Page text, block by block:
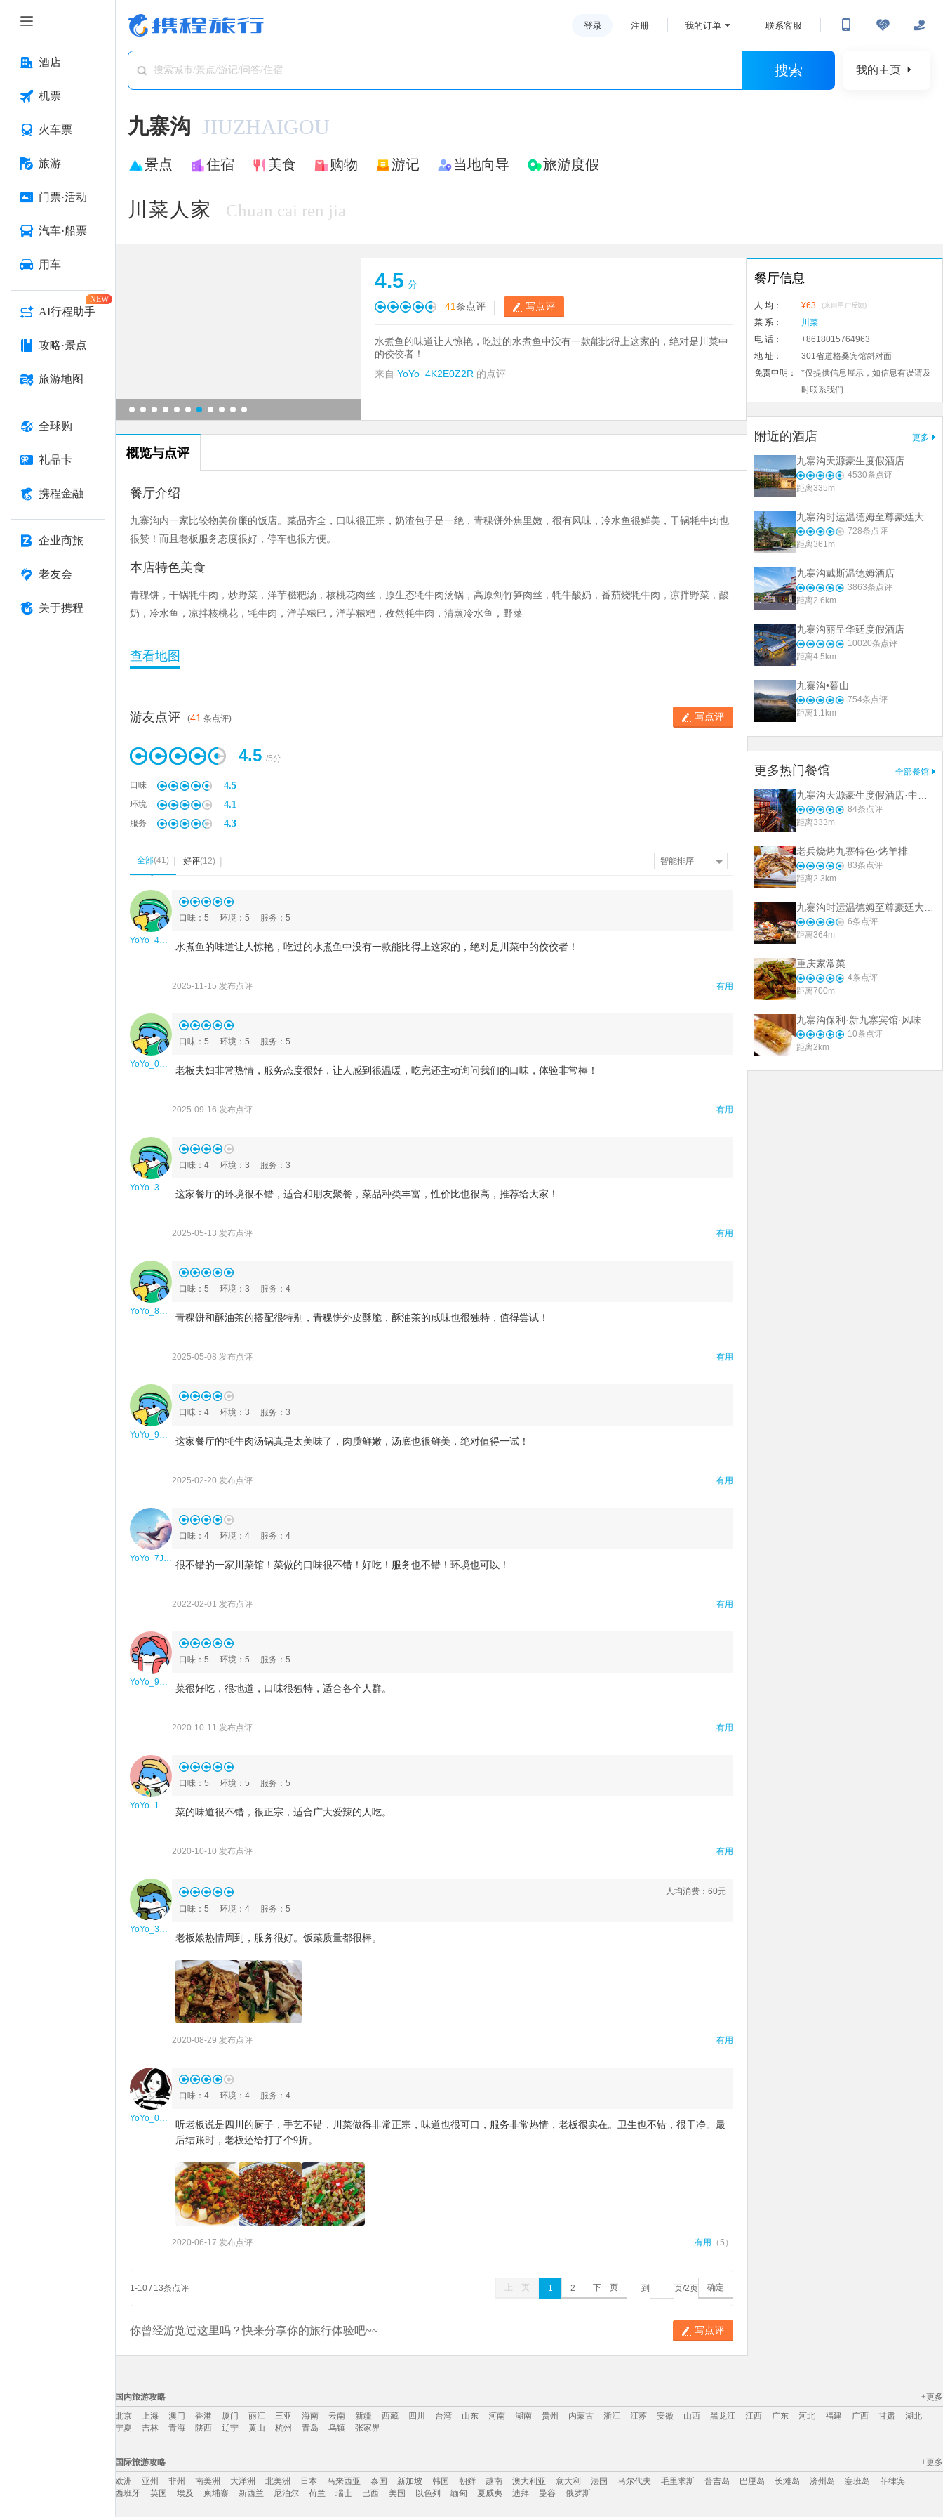
酒店
机票
火车票
旅游
门票·活动
汽车·船票
用车
AI行程助手
NEW
攻略·景点
旅游地图
全球购
礼品卡
携程金融
企业商旅
老友会
关于携程
登录 注册 我的订单 联系客服
搜索城市/景点/游记/问答/住宿 搜索 我的主页
九寨沟 JIUZHAIGOU
景点 住宿 美食 购物 游记 当地向导 旅游度假
川菜人家 Chuan cai ren jia
4.5 分
41条点评 | 写点评
水煮鱼的味道让人惊艳，吃过的水煮鱼中没有一款能比得上这家的，绝对是川菜中
的佼佼者！
来自 YoYo_4K2E0Z2R 的点评
概览与点评
餐厅介绍
九寨沟内一家比较物美价廉的饭店。菜品齐全，口味很正宗，奶渣包子是一绝，青稞饼外焦里嫩，很有风味，冷水鱼很鲜美，干锅牦牛肉也
很赞！而且老板服务态度很好，停车也很方便。
本店特色美食
青稞饼，干锅牦牛肉，炒野菜，洋芋糍粑汤，核桃花肉丝，原生态牦牛肉汤锅，高原剑竹笋肉丝，牦牛酸奶，番茄烧牦牛肉，凉拌野菜，酸
奶，冷水鱼，凉拌核桃花，牦牛肉，洋芋糍巴，洋芋糍粑，孜然牦牛肉，清蒸冷水鱼，野菜
查看地图
游友点评 (41 条点评) 写点评
4.5 /5分
口味 4.5
环境 4.1
服务 4.3
全部(41)
◆
好评(12) 智能排序
YoYo_4K2E0Z2R
口味 ： 5 环境 ： 5 服务 ： 5
水煮鱼的味道让人惊艳，吃过的水煮鱼中没有一款能比得上这家的，绝对是川菜中的佼佼者！
2025-11-15 发布点评 有用
YoYo_0U9G7P4N
口味 ： 5 环境 ： 5 服务 ： 5
老板夫妇非常热情，服务态度很好，让人感到很温暖，吃完还主动询问我们的口味，体验非常棒！
2025-09-16 发布点评 有用
YoYo_3K8U6Z8V
口味 ： 4 环境 ： 3 服务 ： 3
这家餐厅的环境很不错，适合和朋友聚餐，菜品种类丰富，性价比也很高，推荐给大家！
2025-05-13 发布点评 有用
YoYo_8Q2N1A3B
口味 ： 5 环境 ： 3 服务 ： 4
青稞饼和酥油茶的搭配很特别，青稞饼外皮酥脆，酥油茶的咸味也很独特，值得尝试！
2025-05-08 发布点评 有用
YoYo_9U3S3J4Y
口味 ： 4 环境 ： 3 服务 ： 3
这家餐厅的牦牛肉汤锅真是太美味了，肉质鲜嫩，汤底也很鲜美，绝对值得一试！
2025-02-20 发布点评 有用
YoYo_7J3N9N4P
口味 ： 4 环境 ： 4 服务 ： 4
很不错的一家川菜馆！菜做的口味很不错！好吃！服务也不错！环境也可以！
2022-02-01 发布点评 有用
YoYo_9C6M8A1U
口味 ： 5 环境 ： 5 服务 ： 5
菜很好吃，很地道，口味很独特，适合各个人群。
2020-10-11 发布点评 有用
YoYo_1T8B8S3E
口味 ： 5 环境 ： 5 服务 ： 5
菜的味道很不错，很正宗，适合广大爱辣的人吃。
2020-10-10 发布点评 有用
YoYo_3N7D4X0S
人均消费： 60元
口味 ： 5 环境 ： 4 服务 ： 5
老板娘热情周到，服务很好。饭菜质量都很棒。
2020-08-29 发布点评 有用
YoYo_0A6H6M3A
口味 ： 4 环境 ： 4 服务 ： 4
听老板说是四川的厨子，手艺不错，川菜做得非常正宗，味道也很可口，服务非常热情，老板很实在。卫生也不错，很干净。最
后结账时，老板还给打了个9折。
2020-06-17 发布点评 有用 （5 ）
1-10 / 13条点评 上一页 1 2 下一页 到 页/2页 确定
你曾经游览过这里吗？快来分享你的旅行体验吧~~ 写点评
餐厅信息
人 均： ¥63 (来自用户反馈)
菜 系：
川菜
电 话：
+8618015764963
地 址：
301省道格桑宾馆斜对面
免责申明：
*仅提供信息展示，如信息有误请及
时联系我们
附近的酒店 更多
九寨沟天源豪生度假酒店
4530条点评
距离335m
728条点评
距离361m
九寨沟戴斯温德姆酒店
3863条点评
距离2.6km
九寨沟丽呈华廷度假酒店
10020条点评
距离4.5km
九寨沟•暮山
754条点评
距离1.1km
更多热门餐馆 全部餐馆
84条点评
距离333m
老兵烧烤九寨特色·烤羊排
83条点评
距离2.3km
6条点评
距离364m
重庆家常菜
4条点评
距离700m
10条点评
距离2km
国内旅游攻略
+更多
北京
上海 澳门 香港 厦门 丽江 三亚 海南 云南 新疆 西藏 四川 台湾 山东 河南 湖南 贵州 内蒙古 浙江 江苏 安徽 山西 黑龙江 江西 广东 河北 福建 广西 甘肃
湖北
宁夏
吉林 青海 陕西 辽宁 黄山 杭州 青岛 乌镇 张家界
北京
上海 澳门 香港 厦门 丽江 三亚 海南 云南 新疆 西藏 四川 台湾 山东 河南 湖南 贵州 内蒙古 浙江 江苏 安徽 山西 黑龙江 江西 广东 河北 福建 广西 甘肃
湖北
宁夏
吉林 青海 陕西 辽宁 黄山 杭州 青岛 乌镇 张家界
国际旅游攻略
+更多
欧洲
亚州 非州 南美洲 大洋洲 北美洲 日本 马来西亚 泰国 新加坡 韩国 朝鲜 越南 澳大利亚 意大利 法国 马尔代夫 毛里求斯 普吉岛 巴厘岛 长滩岛 济州岛 塞班岛
菲律宾
西班牙
英国 埃及 柬埔寨 新西兰 尼泊尔 荷兰 瑞士 巴西 美国 以色列 缅甸 夏威夷 迪拜 曼谷 俄罗斯